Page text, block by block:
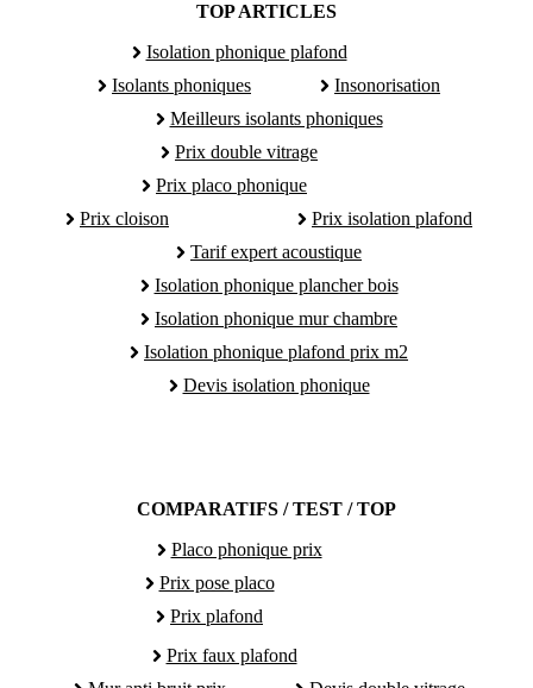
TOP ARTICLES
Isolation phonique plafond
Isolants phoniques
Insonorisation
Meilleurs isolants phoniques
Prix double vitrage
Prix placo phonique
Prix cloison
Prix isolation plafond
Tarif expert acoustique
Isolation phonique plancher bois
Isolation phonique mur chambre
Isolation phonique plafond prix m2
Devis isolation phonique
COMPARATIFS / TEST / TOP
Placo phonique prix
Prix pose placo
Prix plafond
Prix faux plafond